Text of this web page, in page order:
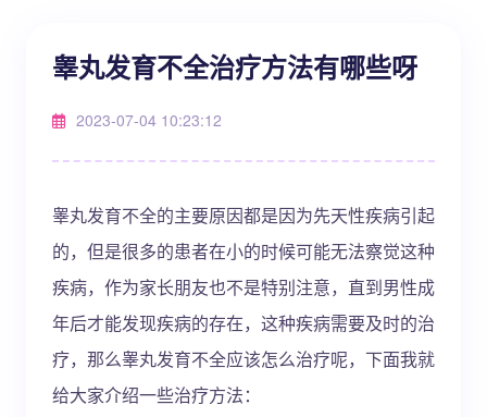
睾丸发育不全治疗方法有哪些呀
2023-07-04 10:23:12
睾丸发育不全的主要原因都是因为先天性疾病引起
的，但是很多的患者在小的时候可能无法察觉这种
疾病，作为家长朋友也不是特别注意，直到男性成
年后才能发现疾病的存在，这种疾病需要及时的治
疗，那么睾丸发育不全应该怎么治疗呢，下面我就
给大家介绍一些治疗方法：